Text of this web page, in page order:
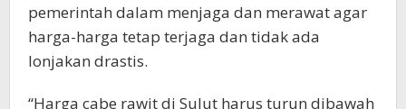
pemerintah dalam menjaga dan merawat agar
harga-harga tetap terjaga dan tidak ada
lonjakan drastis.
“Harga cabe rawit di Sulut harus turun dibawah